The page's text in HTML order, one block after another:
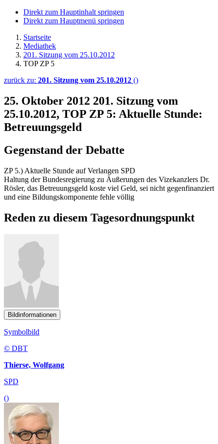
Direkt zum Hauptinhalt springen
Direkt zum Hauptmenü springen
Startseite
Mediathek
201. Sitzung vom 25.10.2012
TOP ZP 5
zurück zu: 201. Sitzung vom 25.10.2012 ()
25. Oktober 2012 201. Sitzung vom
25.10.2012, TOP ZP 5: Aktuelle Stunde:
Betreuungsgeld
Gegenstand der Debatte
ZP 5.) Aktuelle Stunde auf Verlangen SPD
Haltung der Bundesregierung zu Äußerungen des Vizekanzlers Dr.
Rösler, das Betreuungsgeld koste viel Geld, sei nicht gegenfinanziert
und eine Bildungskomponente fehle völlig
Reden zu diesem Tagesordnungspunkt
Bildinformationen
Symbolbild
© DBT
Thierse, Wolfgang
SPD
()